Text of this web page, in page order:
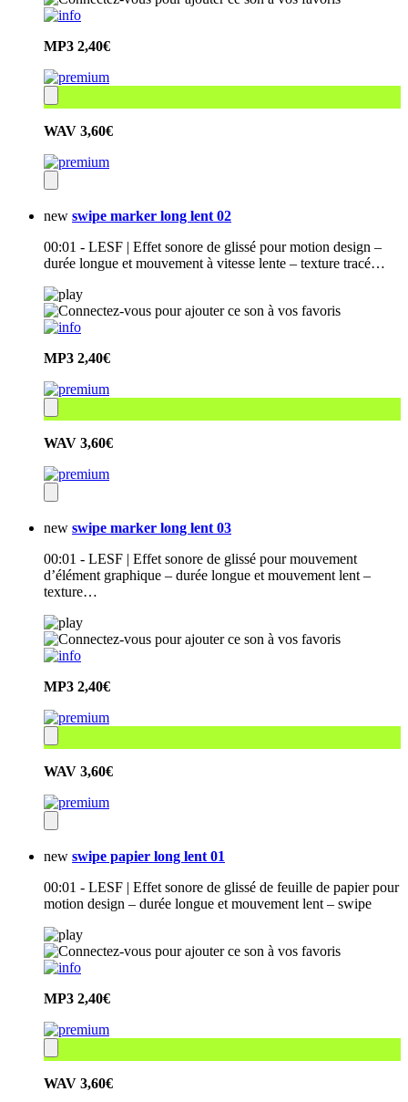
MP3 2,40€
WAV 3,60€
new swipe marker long lent 02
00:01 - LESF | Effet sonore de glissé pour motion design –
durée longue et mouvement à vitesse lente – texture tracé…
MP3 2,40€
WAV 3,60€
new swipe marker long lent 03
00:01 - LESF | Effet sonore de glissé pour mouvement
d’élément graphique – durée longue et mouvement lent –
texture…
MP3 2,40€
WAV 3,60€
new swipe papier long lent 01
00:01 - LESF | Effet sonore de glissé de feuille de papier pour
motion design – durée longue et mouvement lent – swipe
MP3 2,40€
WAV 3,60€